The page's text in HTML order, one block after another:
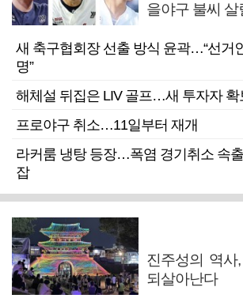
을야구 불씨 살
새 축구협회장 선출 방식 윤곽…“선거
명”
해체설 뒤집은 LIV 골프…새 투자자 확
프로야구 취소…11일부터 재개
라커룸 냉탕 등장…폭염 경기취소 속
잡
진주성의 역사
되살아난다